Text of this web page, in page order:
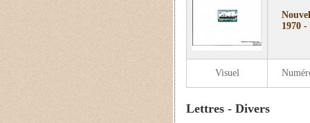
Visuel
1970
Lettres - Divers